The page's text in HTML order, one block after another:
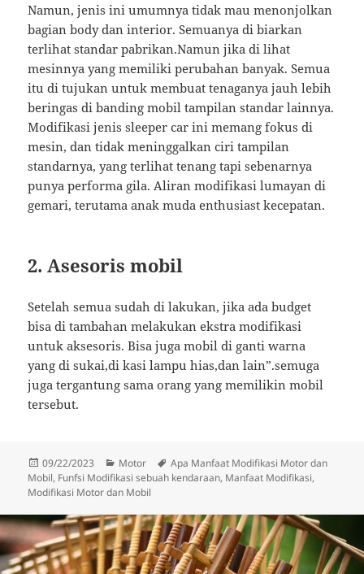
Namun, jenis ini umumnya tidak mau menonjolkan
bagian body dan interior. Semuanya di biarkan
terlihat standar pabrikan.Namun jika di lihat
mesinnya yang memiliki perubahan banyak. Semua
itu di tujukan untuk membuat tenaganya jauh lebih
beringas di banding mobil tampilan standar lainnya.
Modifikasi jenis sleeper car ini memang fokus di
mesin, dan tidak meninggalkan ciri tampilan
standarnya, yang terlihat tenang tapi sebenarnya
punya performa gila. Aliran modifikasi lumayan di
gemari, terutama anak muda enthusiast kecepatan.
2. Asesoris mobil
Setelah semua sudah di lakukan, jika ada budget
bisa di tambahan melakukan ekstra modifikasi
untuk aksesoris. Bisa juga mobil di ganti warna
yang di sukai,di kasi lampu hias,dan lain”.semuga
juga tergantung sama orang yang memilikin mobil
tersebut.
Diposkan
pada
09/22/2023 Kategori
Motor Tag
Apa Manfaat Modifikasi Motor dan
Mobil, Funfsi Modifikasi sebuah kendaraan, Manfaat Modifikasi,
Modifikasi Motor dan Mobil